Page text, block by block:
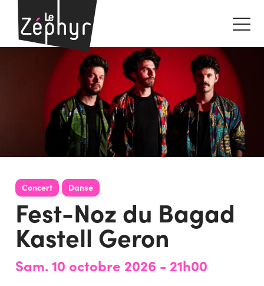
Concert Danse
Fest-Noz du Bagad
Kastell Geron
Sam. 10 octobre 2026 - 21h00